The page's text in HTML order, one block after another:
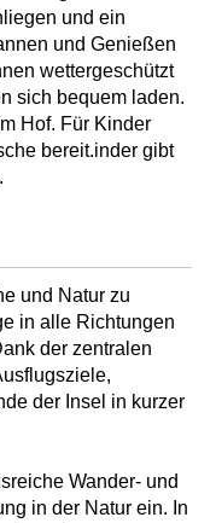
und ein
und Genießen
wettergeschützt
sich bequem laden.
Hof. Für Kinder
bereit.inder gibt
und Natur zu
in alle Richtungen
der zentralen
der Insel in kurzer
Wander- und
in der Natur ein. In